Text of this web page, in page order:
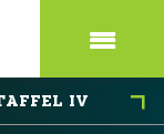
IV